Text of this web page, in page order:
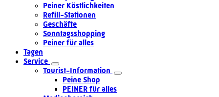
Peiner Köstlichkeiten
Refill-Stationen
Geschäfte
Sonntagsshopping
Peiner für alles
Tagen
Service
Tourist-Information
Peine Shop
PEINER für alles